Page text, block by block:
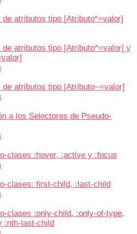
de atributos tipo [Atributo*=valor]
de atributos tipo [Atributo^=valor] y
de atributos tipo [Atributo~=valor]
a los Selectores de Pseudo-
clases :hover, :active y :focus
clases: first-child, :last-child
clases :only-child, :only-of-type,
:nth-last-child